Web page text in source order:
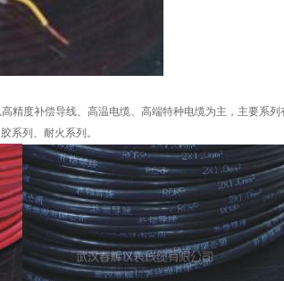
精度补偿导线、高温电缆、高端特种电缆为主，主要系
系列、耐火系列。